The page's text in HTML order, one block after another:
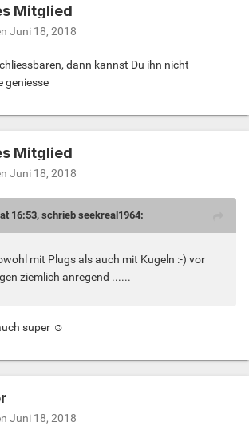
Mitglied
Juni 18, 2018
dann kannst Du ihn nicht
geniesse
Mitglied
Juni 18, 2018
16:53, schrieb seekreal1964:
mit Plugs als auch mit Kugeln :-) vor
ziemlich anregend ......
super ☺
Juni 18, 2018